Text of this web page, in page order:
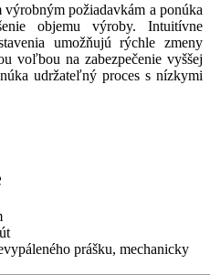
požiadavkám a ponúka
objemu výroby. Intuitívne
umožňujú rýchle zmeny
voľbou na zabezpečenie vyššej
udržateľný proces s nízkymi
prášku, mechanicky